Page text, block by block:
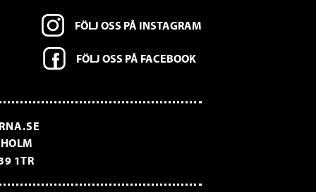
FÖLJ OSS PÅ INSTAGRAM
FÖLJ OSS PÅ FACEBOOK
1TR